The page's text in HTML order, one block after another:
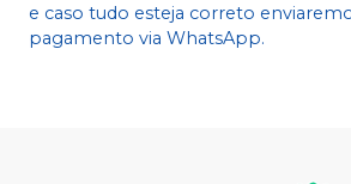
e caso tudo esteja correto
pagamento via WhatsApp.